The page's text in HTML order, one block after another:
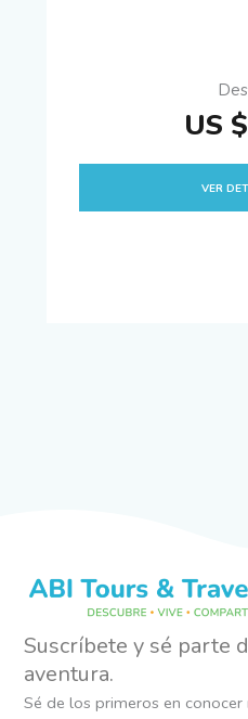
US
VER
Suscríbete y sé parte
aventura.
Sé de los primeros en